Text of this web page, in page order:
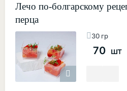
30 гр
Лечо по-болгарскому
перца
70 шт